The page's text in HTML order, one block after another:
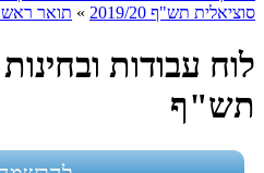
סוציאלית תש"ף 2019/20
» תואר
לוח עבודות
תש"ף